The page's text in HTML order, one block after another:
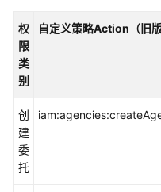
限
权
权
限
类
别
自定义策略Action（旧版
创
建
委
托